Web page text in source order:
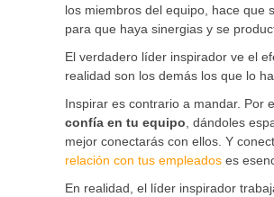
los miembros del equipo, hace que
para que haya sinergias y se
El verdadero líder inspirador ve el
realidad son los demás los que lo
Inspirar es contrario a mandar. Por
confía en tu equipo, dándoles
mejor conectarás con ellos. Y
relación con tus empleados es
En realidad, el líder inspirador